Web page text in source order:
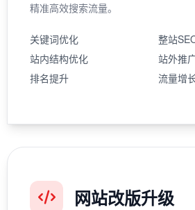
精准高效搜索流量。
关键词优化
整站
站内结构优化
站外推
排名提升
流量增
网站改版升级